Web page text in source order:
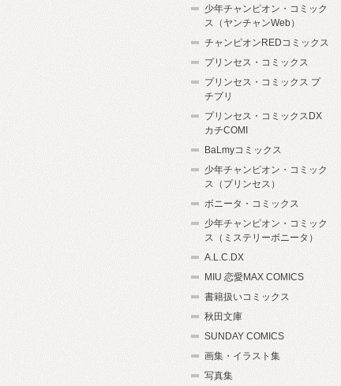
少年チャンピオン・コミック
ス（ヤンチャンWeb）
チャンピオンREDコミックス
プリンセス・コミックス
プリンセス・コミックス プ
チプリ
プリンセス・コミックスDX
カチCOMI
BaLmyコミックス
少年チャンピオン・コミック
ス（プリンセス）
ボニータ・コミックス
少年チャンピオン・コミック
ス（ミステリーボニータ）
A.L.C.DX
MIU 恋愛MAX COMICS
書籍扱いコミックス
秋田文庫
SUNDAY COMICS
画集・イラスト集
写真集